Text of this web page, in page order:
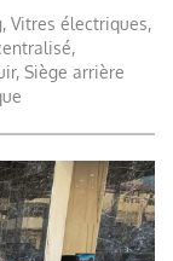
Vitres électriques,
Siège arrière